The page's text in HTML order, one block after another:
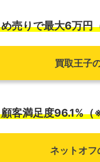
売りで最大6万円
買取王子
客満足度96.1%
ネットオフ